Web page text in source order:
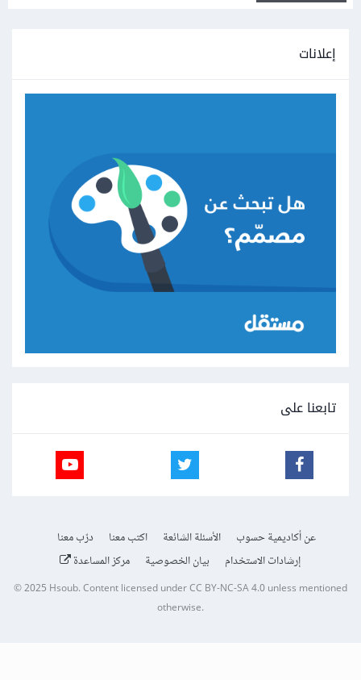
إعلانات
تابعنا على
عن أكاديمية حسوب الأسئلة الشائعة اكتب معنا
درّب معنا
إرشادات الاستخدام
بيان الخصوصية مركز المساعدة
© 2025 Hsoub.Content licensed underCC BY-NC-SA 4.0unless mentioned
otherwise.